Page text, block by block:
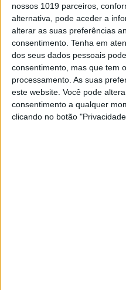
nossos 1019 parceiros,
alternativa, pode aceder a
alterar as suas preferências
consentimento. Tenha em
dos seus dados pessoais
consentimento, mas que tem
processamento. As suas
este website. Você pode
consentimento a qualquer
clicando no botão
DIZ QUEM SABE
Melasma, machas e
que pode (e deve)